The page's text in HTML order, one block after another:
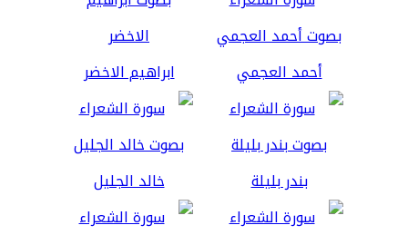
أحمد العجمي ابراهيم الاخضر
بندر بليلة خالد الجليل